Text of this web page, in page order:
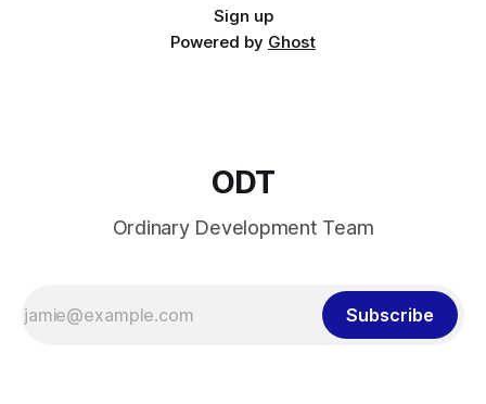
Sign up
Powered by Ghost
ODT
Ordinary Development Team
Subscribe